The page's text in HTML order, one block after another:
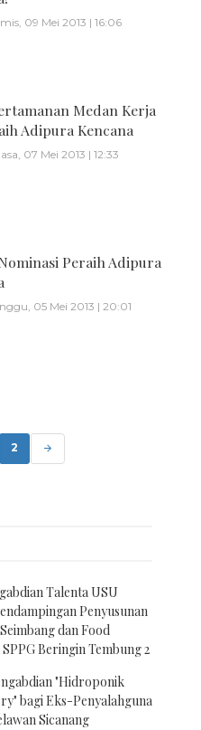
09 Mei 2013 | 16:06
Medan Kerja
Adipura Kencana
07 Mei 2013 | 12:33
Peraih Adipura
05 Mei 2013 | 20:01
2
Talenta USU
Penyusunan
dan Food
Beringin Tembung 2
"Hidroponik
bagi Eks-Penyalahguna
Sicanang